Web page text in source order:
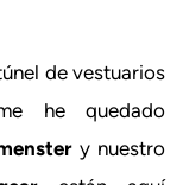
de vestuarios
he quedado
y nuestro